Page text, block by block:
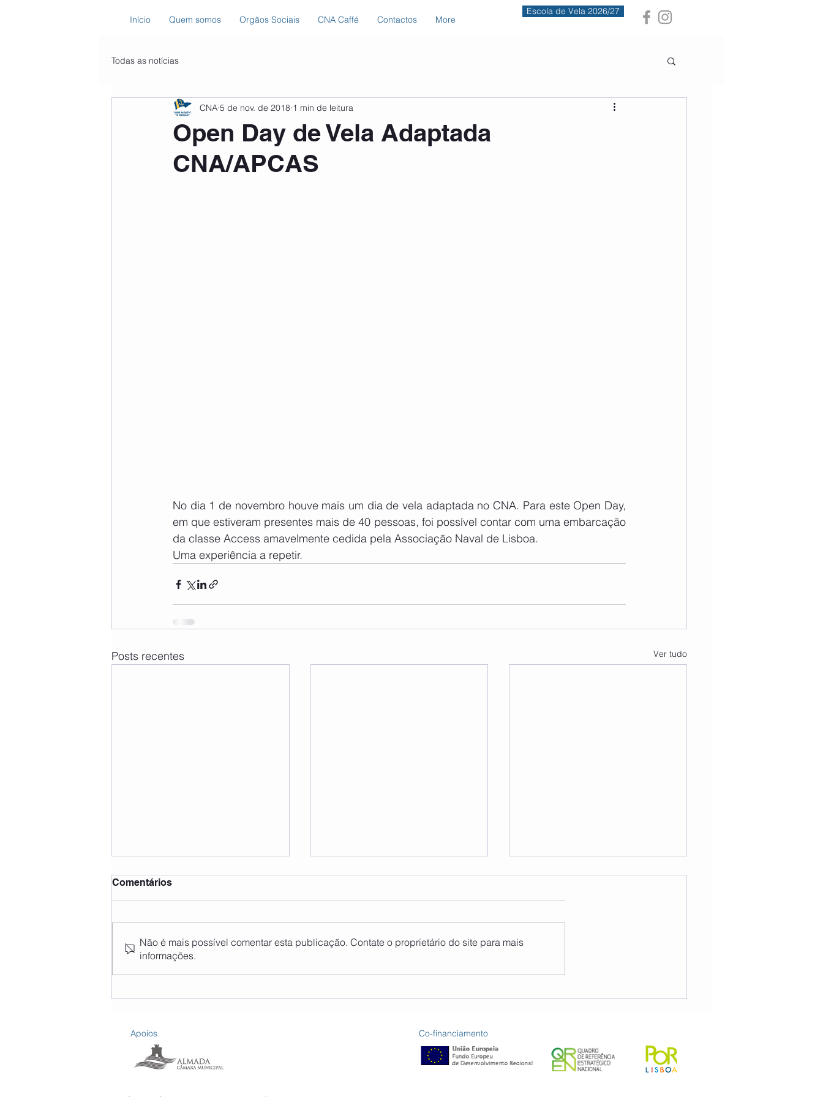
Início Quem somos Orgãos Sociais CNA Caffé Contactos More
Escola de Vela 2026/27
Todas as notícias
Open Day de Vela Adaptada
CNA/APCAS
CNA 5 de nov. de 2018 1 min de leitura
No dia 1 de novembro houve mais um dia de vela adaptada no CNA. Para este Open Day,
em que estiveram presentes mais de 40 pessoas, foi possível contar com uma embarcação
da classe Access amavelmente cedida pela Associação Naval de Lisboa.
Uma experiência a repetir.
Posts recentes Ver tudo
Encontro Sul do Tejo -
Ação de Formação para
Comentários
Não é mais possível comentar esta publicação. Contate o proprietário do site para mais
informações.
Apoios Co-financiamento